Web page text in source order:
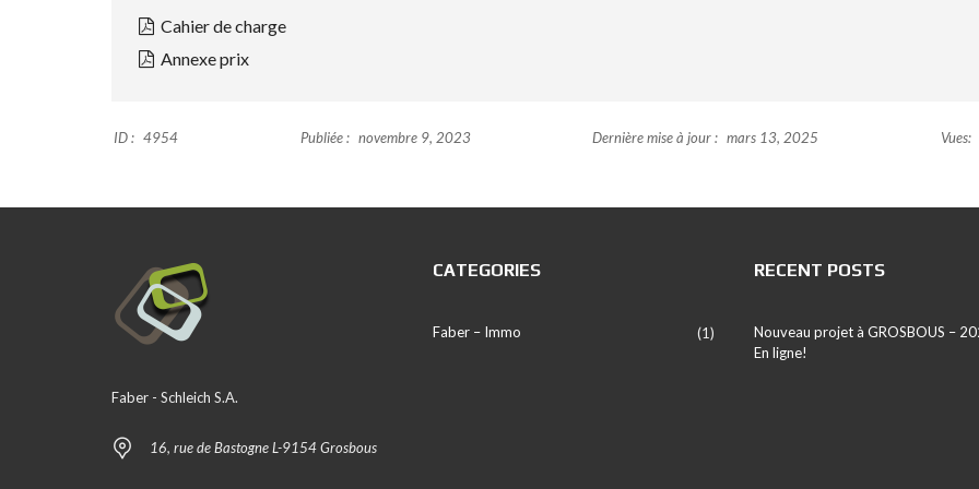
Cahier de charge
Annexe prix
ID : 4954 Publiée : novembre 9, 2023 Dernière mise à jour : mars 13, 2025 Vues:
Faber - Schleich S.A.
16, rue de Bastogne L-9154 Grosbous
CATEGORIES
Faber – Immo (1)
RECENT POSTS
Nouveau projet à GROSBOUS –
En ligne!